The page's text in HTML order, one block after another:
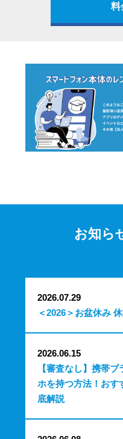
料
お知ら
2026.07.29
＜2026＞お盆休み
2026.06.15
【審査なし】携帯
ホを持つ方法！おす
底解説